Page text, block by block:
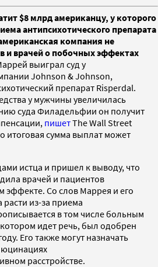
$8 млрд американцу, у которого
антипсихотического препарата
компания не
и врачей о побочных эффектах
выиграл суд у
Johnson & Johnson,
препарат Risperdal.
у мужчины увеличилась
суда Филадельфии он получит
пишетThe Wall Street
итоговая сумма выплат может
истца и пришел к выводу, что
врачей и пациентов
Со слов Маррея и его
расти из-за приема
в том числе больным
идет речь, был одобрен
Его также могут назначать
расстройстве.